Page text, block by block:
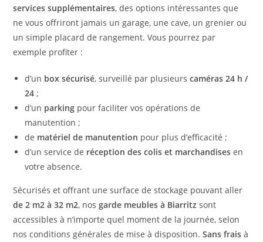
services supplémentaires, des options intéressantes que
ne vous offriront jamais un garage, une cave, un grenier ou
un simple placard de rangement. Vous pourrez par
exemple profiter :
d’un box sécurisé, surveillé par plusieurscaméras 24 h /
24 ;
d’un parking pour faciliter vos opérations de
manutention ;
de matériel de manutention pour plus d’efficacité ;
d’un service de réception des colis et marchandises en
votre absence.
Sécurisés et offrant une surface de stockage pouvant aller
de 2 m2 à 32 m2, nosgarde meubles à Biarritz sont
accessibles à n’importe quel moment de la journée, selon
nos conditions générales de mise à disposition.Sans frais à